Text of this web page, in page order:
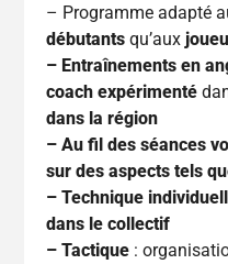
– Programme adapté
débutants qu’aux
– Entraînements en
coach expérimenté
dans la région
– Au fil des séances
sur des aspects tels
– Technique
dans le collectif
– Tactique :